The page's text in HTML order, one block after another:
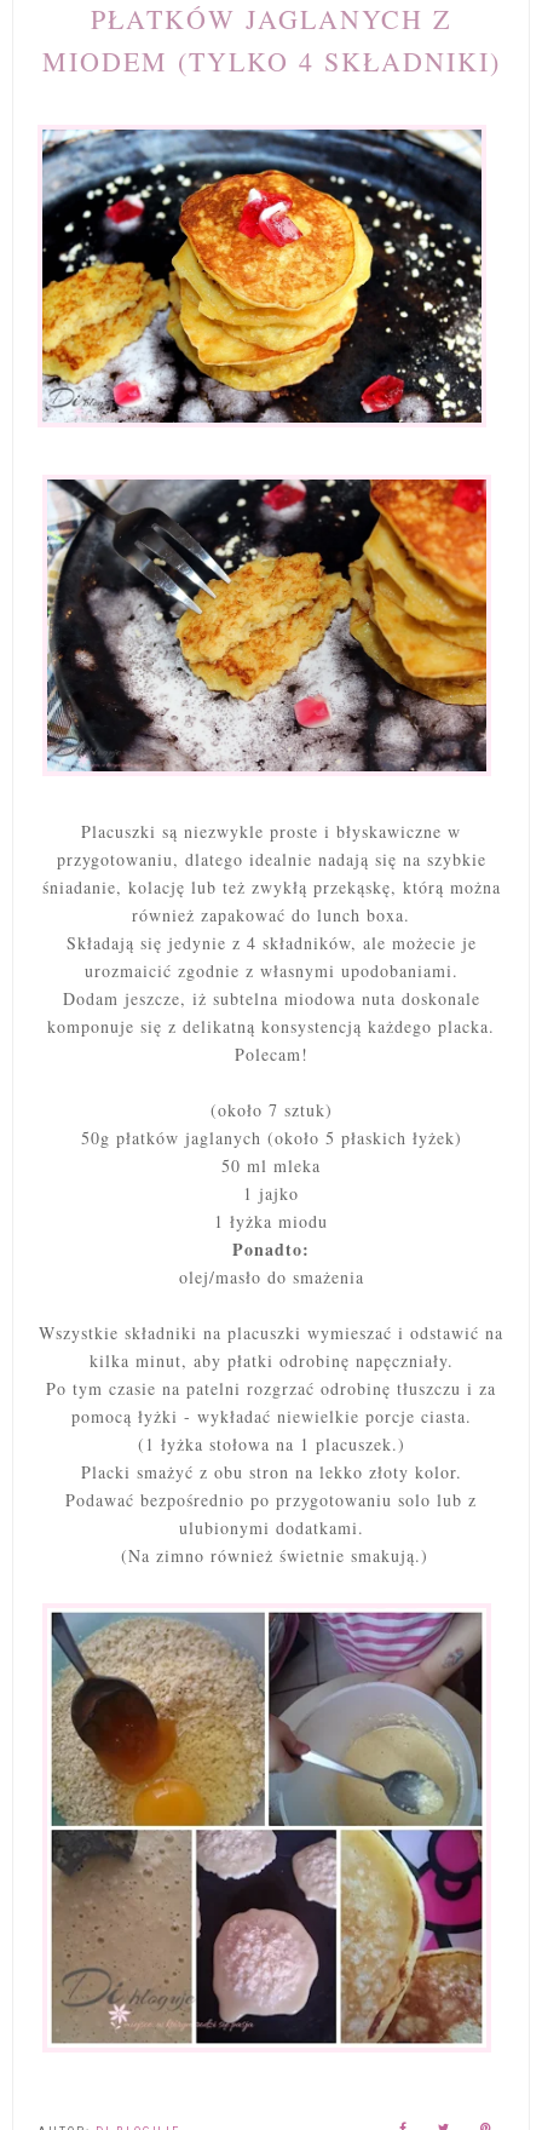
PŁATKÓW JAGLANYCH Z
MIODEM (TYLKO 4 SKŁADNIKI)
Placuszki są niezwykle proste i błyskawiczne w
przygotowaniu, dlatego idealnie nadają się na szybkie
śniadanie, kolację lub też zwykłą przekąskę, którą można
również zapakować do lunch boxa.
Składają się jedynie z 4 składników, ale możecie je
urozmaicić zgodnie z własnymi upodobaniami.
Dodam jeszcze, iż subtelna miodowa nuta doskonale
komponuje się z delikatną konsystencją każdego placka.
Polecam!
(około 7 sztuk)
50g płatków jaglanych (około 5 płaskich łyżek)
50 ml mleka
1 jajko
1 łyżka miodu
Ponadto:
olej/masło do smażenia
Wszystkie składniki na placuszki wymieszać i odstawić na
kilka minut, aby płatki odrobinę napęczniały.
Po tym czasie na patelni rozgrzać odrobinę tłuszczu i za
pomocą łyżki - wykładać niewielkie porcje ciasta.
(1 łyżka stołowa na 1 placuszek.)
Placki smażyć z obu stron na lekko złoty kolor.
Podawać bezpośrednio po przygotowaniu solo lub z
ulubionymi dodatkami.
(Na zimno również świetnie smakują.)